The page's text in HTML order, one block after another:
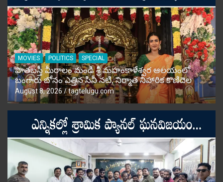
MOVIES POLITICS SPECIAL
పాతబస్తీ మీరాలం మండి శ్రీ మహంకాళేశ్వర ఆలయంలో
బంగారు బోనం ఎత్తిన సినీ నటి, నిర్మాత నిహారిక కొణిదెల
August 8, 2026 tagtelugu.com